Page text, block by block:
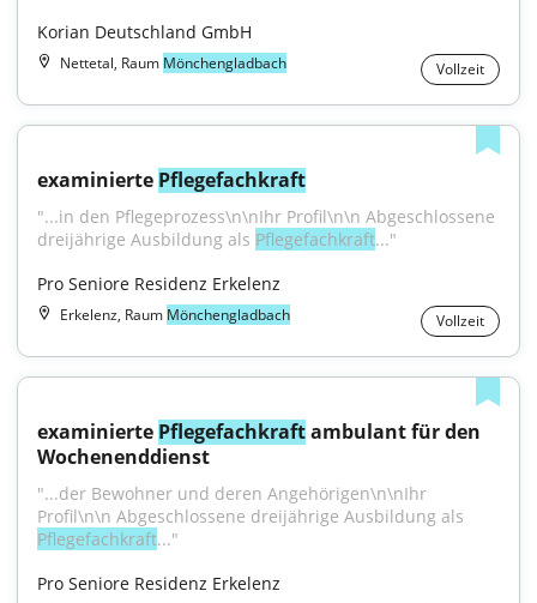
Korian Deutschland GmbH
Nettetal, Raum Mönchengladbach Vollzeit
examinierte Pflegefachkraft
"...in den Pflegeprozess\n\nIhr Profil\n\n Abgeschlossene
dreijährige Ausbildung als Pflegefachkraft..."
Pro Seniore Residenz Erkelenz
Erkelenz, Raum Mönchengladbach Vollzeit
examinierte Pflegefachkraft ambulant für den
Wochenenddienst
"...der Bewohner und deren Angehörigen\n\nIhr
Pflegefachkraft..."
Pro Seniore Residenz Erkelenz